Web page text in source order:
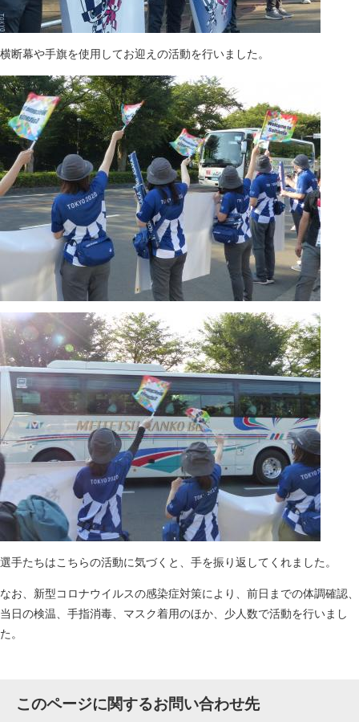
横断幕や手旗を使用してお迎えの活動を行いました。
選手たちはこちらの活動に気づくと、手を振り返してくれました。
なお、新型コロナウイルスの感染症対策により、前日までの体調確認、
当日の検温、手指消毒、マスク着用のほか、少人数で活動を行いまし
た。
このページに関するお問い合わせ先